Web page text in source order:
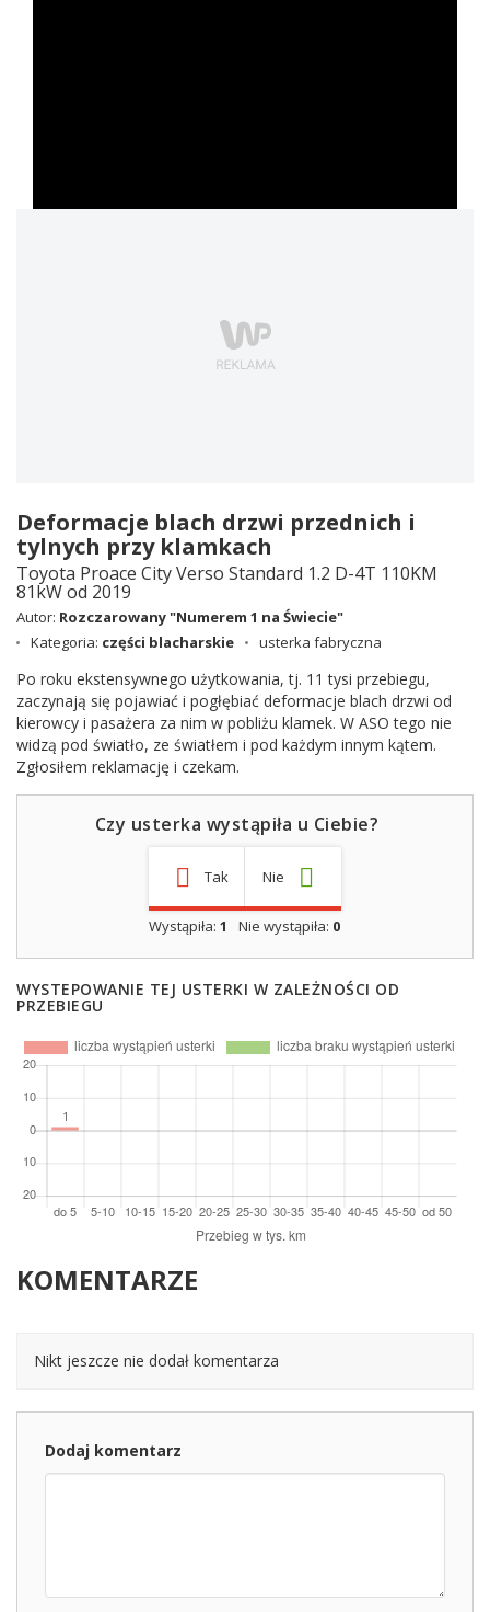
Deformacje blach drzwi przednich i
tylnych przy klamkach
Toyota Proace City Verso Standard 1.2 D-4T 110KM
81kW od 2019
Autor: Rozczarowany "Numerem 1 na Świecie"
Kategoria: części blacharskie usterka fabryczna
Po roku ekstensywnego użytkowania, tj. 11 tysi przebiegu,
zaczynają się pojawiać i pogłębiać deformacje blach drzwi od
kierowcy i pasażera za nim w pobliżu klamek. W ASO tego nie
widzą pod światło, ze światłem i pod każdym innym kątem.
Zgłosiłem reklamację i czekam.
Czy usterka wystąpiła u Ciebie?
Tak Nie
Wystąpiła: 1 Nie wystąpiła: 0
WYSTEPOWANIE TEJ USTERKI W ZALEŻNOŚCI OD
PRZEBIEGU
KOMENTARZE
Nikt jeszcze nie dodał komentarza
Dodaj komentarz